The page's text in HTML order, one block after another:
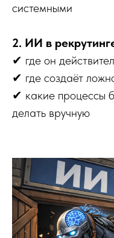
системными
2. ИИ в
✔ где он
✔ где создаёт
✔ какие процессы
делать вручную